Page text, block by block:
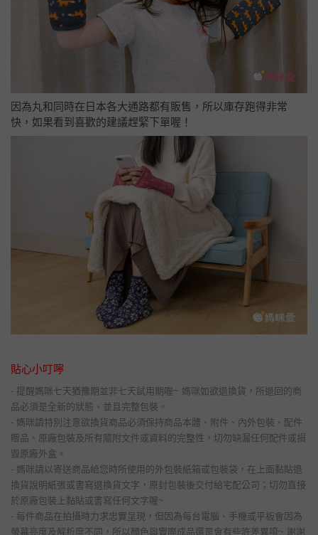
因為丸和同時在日本各大通路都有販售，所以庫存跑得非常
快，如果看到喜歡的建議趕緊下單喔！
貼心小叮嚀
- 提醒媽咪七天猶豫期並非七天試用期喔~ 媽咪如欲退換貨，所退回的商
品必須是全新的狀態、並且完整包裝。
- 媽咪請特別注意欲換貨商品必須保持商品本體、附件、內外包裝、配件
贈品、原廠包裝及所有隨附文件或資料的完整性，切勿缺漏任何配件或損
毀原廠外盒。
- 媽咪請以寄送商品給您時所使用的外包裝紙箱或包裝袋，在上面黏貼退
換貨說明紙張或書寫退換貨文字，原封包裝後交付給宅配公司；切勿直接
於原廠包裝上黏貼或書寫任何文字喔~
- 每件商品在拍攝時力求忠實呈現，但因為每台電腦、手機或平板會因為
螢幕亮度及解析度不同，所以顏色與實際成品還是會有些許差異唷~ 謝謝